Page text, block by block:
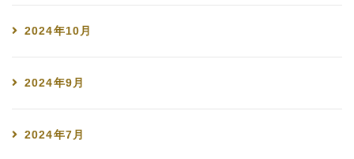
2024年10月
2024年9月
2024年7月